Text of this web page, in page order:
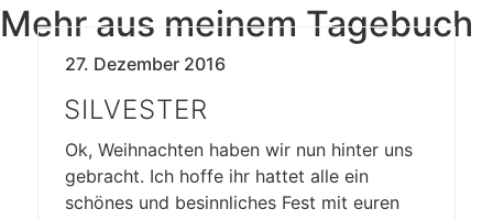
Mehr aus meinem Tagebuch
27. Dezember 2016
SILVESTER
Ok, Weihnachten haben wir nun hinter uns
gebracht. Ich hoffe ihr hattet alle ein
schönes und besinnliches Fest mit euren